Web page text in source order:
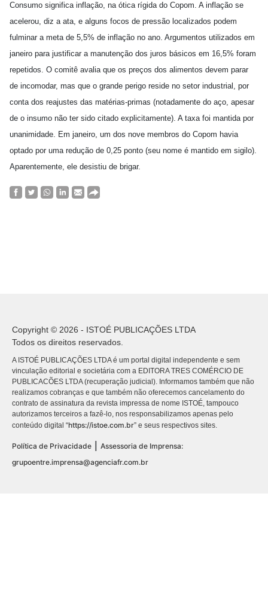
Consumo significa inflação, na ótica rígida do Copom. A inflação se
acelerou, diz a ata, e alguns focos de pressão localizados podem
fulminar a meta de 5,5% de inflação no ano. Argumentos utilizados em
janeiro para justificar a manutenção dos juros básicos em 16,5% foram
repetidos. O comitê avalia que os preços dos alimentos devem parar
de incomodar, mas que o grande perigo reside no setor industrial, por
conta dos reajustes das matérias-primas (notadamente do aço, apesar
de o insumo não ter sido citado explicitamente). A taxa foi mantida por
unanimidade. Em janeiro, um dos nove membros do Copom havia
optado por uma redução de 0,25 ponto (seu nome é mantido em sigilo).
Aparentemente, ele desistiu de brigar.
Copyright © 2026 - ISTOÉ PUBLICAÇÕES LTDA
Todos os direitos reservados.
A ISTOÉ PUBLICAÇÕES LTDA é um portal digital independente e sem
vinculação editorial e societária com a EDITORA TRES COMÉRCIO DE
PUBLICACÕES LTDA (recuperação judicial). Informamos também que não
realizamos cobranças e que também não oferecemos cancelamento do
contrato de assinatura da revista impressa de nome ISTOÉ, tampouco
autorizamos terceiros a fazê-lo, nos responsabilizamos apenas pelo
conteúdo digital “https://istoe.com.br” e seus respectivos sites.
Política de Privacidade
Assessoria de Imprensa:
grupoentre.imprensa@agenciafr.com.br